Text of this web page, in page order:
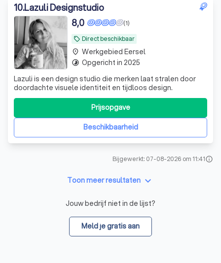
10.Lazuli Designstudio
local_offer Direct beschikbaar
(1)
8,0
Lazuli is een design studio die merken laat stralen door
doordachte visuele identiteit en tijdloos design.
Beschikbaarheid
Prijsopgave
place Werkgebied Eersel
timelapse Opgericht in 2025
Bijgewerkt: 07-08-2026 om 11:41info
Toon meer resultaten keyboard_arrow_down
Jouw bedrijf niet in de lijst?
Meld je gratis aan